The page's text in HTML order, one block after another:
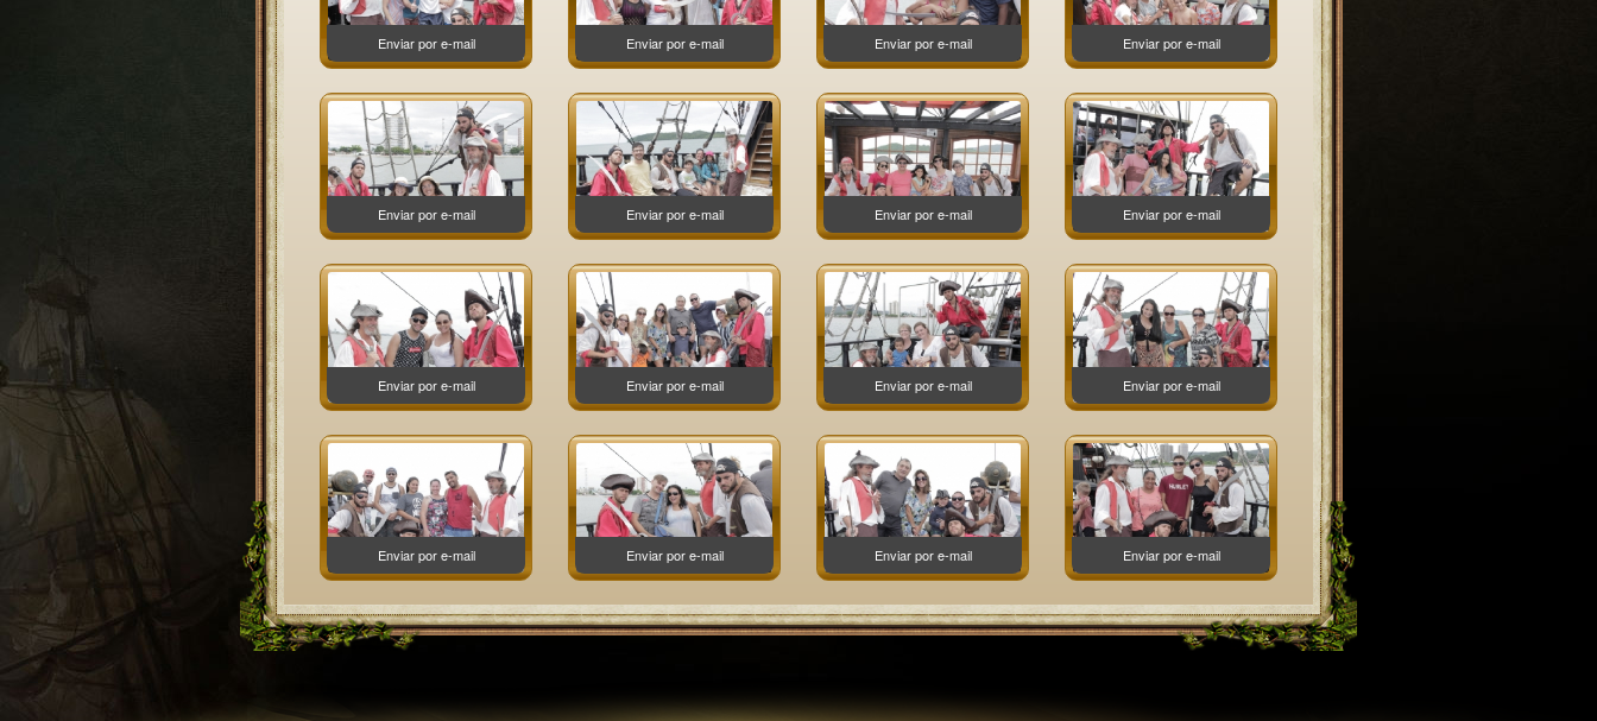
Enviar por e-mail Enviar por e-mail Enviar por e-mail Enviar por e-mail
Enviar por e-mail Enviar por e-mail Enviar por e-mail Enviar por e-mail
Enviar por e-mail Enviar por e-mail Enviar por e-mail Enviar por e-mail
Enviar por e-mail Enviar por e-mail Enviar por e-mail Enviar por e-mail